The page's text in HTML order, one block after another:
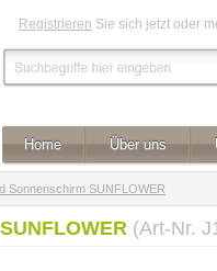
Registrieren Sie sich jetzt oder
Home Über uns
Sonnenschirm SUNFLOWER
(Art-Nr.